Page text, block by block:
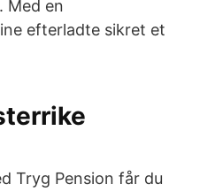
Med en
efterladte sikret et
Tryg Pension får du